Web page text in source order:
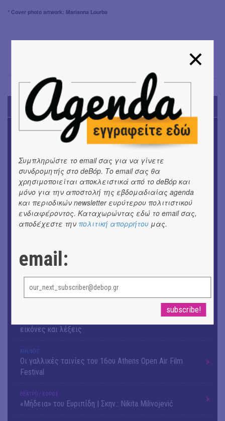
* Cover photo artwork: Marianna Lourba
Μαρία Σπανουδάκη
TODAY'S EVENTS
Το 6ο Kournos Music Festival στη Λήμνο
ΚΙΝ/ΦΟΣ
Κινηματογράφος με ελεύθερη είσοδο στη Δημοτική
Αγορά Κυψέλης
ΘΕΑΤΡΟ / ΧΟΡΟΣ
«ΑΗ ΛΑΟΣ» | Ένα σκηνικό ρέκβιεμ για την ήττα ενός
λαού
Ομαδική έκθεση | Προσωρινά για Πάντα
ΕΙΚΑΣΤΙΚΑ
Αργύρης Ραλλιάς | Λιτανεία
Θανάσης Λάλας-Κώστας Τσόκλης - Συνομιλώντας με
εικόνες και λέξεις
ΚΙΝ/ΦΟΣ
Οι γαλλικές ταινίες του 16ου Athens Open Air Film
Festival
ΘΕΑΤΡΟ / ΧΟΡΟΣ
«Μήδεια» του Ευριπίδη | Σκην.: Nikita Milivojević
Συμπληρώστε το email σας για να γίνετε
συνδρομητής στο deBόp. Το email σας θα
χρησιμοποιείται αποκλειστικά από το deBόp και
μόνο για την αποστολή της εβδομαδιαίας agenda
και περιοδικών newsletter ευρύτερου πολιτιστικού
ενδιαφέροντος. Καταχωρώντας εδώ το email σας,
αποδέχεστε την πολιτική απορρήτου μας.
email: